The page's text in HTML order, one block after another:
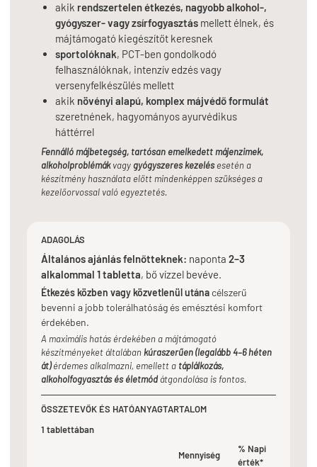
akik rendszertelen étkezés, nagyobb alkohol-,
gyógyszer- vagy zsírfogyasztás mellett élnek, és
májtámogató kiegészítőt keresnek
sportolóknak, PCT-ben gondolkodó
felhasználóknak, intenzív edzés vagy
versenyfelkészülés mellett
akik növényi alapú, komplex májvédő formulát
szeretnének, hagyományos ayurvédikus
háttérrel
Fennálló májbetegség, tartósan emelkedett májenzimek,
alkoholproblémákvagygyógyszeres kezelésesetén a
készítmény használata előtt mindenképpen szükséges a
kezelőorvossal való egyeztetés.
ADAGOLÁS
Általános ajánlás felnőtteknek: naponta 2–3
alkalommal 1 tabletta, bő vízzel bevéve.
Étkezés közben vagy közvetlenül utána célszerű
bevenni a jobb tolerálhatóság és emésztési komfort
érdekében.
A maximális hatás érdekében a májtámogató
készítményeket általában kúraszerűen (legalább 4–6 héten
át)érdemes alkalmazni, emellett a táplálkozás,
alkoholfogyasztás és életmódátgondolása is fontos.
ÖSSZETEVŐK ÉS HATÓANYAGTARTALOM
1 tablettában
Mennyiség
% Napi
érték*